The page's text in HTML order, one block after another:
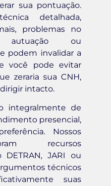
sua pontuação.
detalhada,
problemas no
autuação ou
podem invalidar a
você pode evitar
zeraria sua CNH,
intacto.
integralmente de
presencial,
Nossos
recursos
JARI ou
técnicos
suas